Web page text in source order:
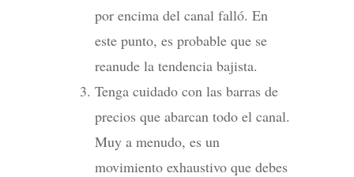
por encima del canal falló. En
este punto, es probable que se
reanude la tendencia bajista.
Tenga cuidado con las barras de
precios que abarcan todo el canal.
Muy a menudo, es un
movimiento exhaustivo que debes